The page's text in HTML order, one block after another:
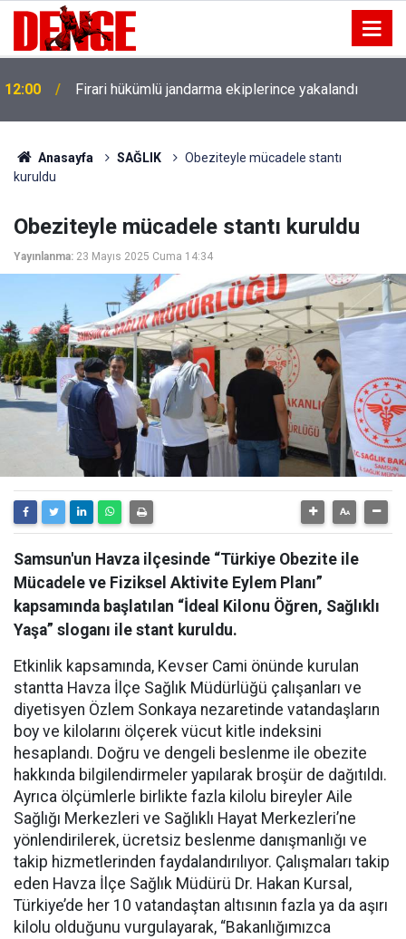
12:00 Firari hükümlü jandarma ekiplerince yakalandı
Anasayfa SAĞLIK
Obeziteyle mücadele stantı
kuruldu
Obeziteyle mücadele stantı kuruldu
Yayınlanma: 23 Mayıs 2025 Cuma 14:34
Samsun'un Havza ilçesinde “Türkiye Obezite ile
Mücadele ve Fiziksel Aktivite Eylem Planı”
kapsamında başlatılan “İdeal Kilonu Öğren, Sağlıklı
Yaşa” sloganı ile stant kuruldu.
Etkinlik kapsamında, Kevser Cami önünde kurulan
stantta Havza İlçe Sağlık Müdürlüğü çalışanları ve
diyetisyen Özlem Sonkaya nezaretinde vatandaşların
boy ve kilolarını ölçerek vücut kitle indeksini
hesaplandı. Doğru ve dengeli beslenme ile obezite
hakkında bilgilendirmeler yapılarak broşür de dağıtıldı.
Ayrıca ölçümlerle birlikte fazla kilolu bireyler Aile
Sağlığı Merkezleri ve Sağlıklı Hayat Merkezleri’ne
yönlendirilerek, ücretsiz beslenme danışmanlığı ve
takip hizmetlerinden faydalandırılıyor. Çalışmaları takip
eden Havza İlçe Sağlık Müdürü Dr. Hakan Kursal,
Türkiye’de her 10 vatandaştan altısının fazla ya da aşırı
kilolu olduğunu vurgulayarak, “Bakanlığımızca